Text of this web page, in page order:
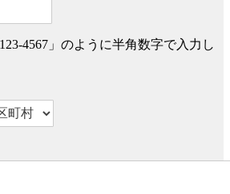
4567」のように半角数字で入力し